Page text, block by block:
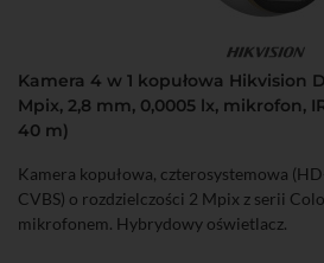
Kamera 4 w 1 kopułowa Hikvision
Mpix, 2,8 mm, 0,0005 lx, mikrofon,
40 m)
Kamera kopułowa, czterosystemowa
CVBS) o rozdzielczości 2 Mpix z serii
mikrofonem. Hybrydowy oświetlacz.